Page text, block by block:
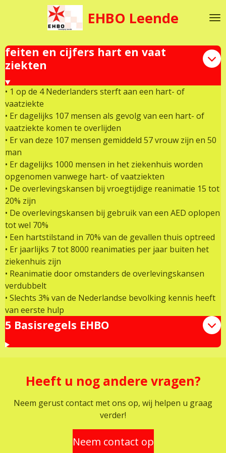
de
hoofdinhoud
EHBO Leende
feiten en cijfers hart en vaat
ziekten
• 1 op de 4 Nederlanders sterft aan een hart- of
vaatziekte
• Er dagelijks 107 mensen als gevolg van een hart- of
vaatziekte komen te overlijden
• Er van deze 107 mensen gemiddeld 57 vrouw zijn en 50
man
• Er dagelijks 1000 mensen in het ziekenhuis worden
opgenomen vanwege hart- of vaatziekten
• De overlevingskansen bij vroegtijdige reanimatie 15 tot
20% zijn
• De overlevingskansen bij gebruik van een AED oplopen
tot wel 70%
• Een hartstilstand in 70% van de gevallen thuis optreed
• Er jaarlijks 7 tot 8000 reanimaties per jaar buiten het
ziekenhuis zijn
• Reanimatie door omstanders de overlevingskansen
verdubbelt
• Slechts 3% van de Nederlandse bevolking kennis heeft
van eerste hulp
5 Basisregels EHBO
Heeft u nog andere vragen?
Neem gerust contact met ons op, wij helpen u graag
verder!
Neem contact op